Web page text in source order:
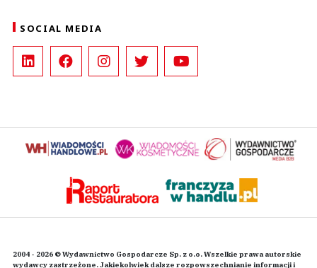
SOCIAL MEDIA
2004 - 2026 © Wydawnictwo Gospodarcze Sp. z o.o. Wszelkie prawa autorskie
wydawcy zastrzeżone. Jakiekolwiek dalsze rozpowszechnianie informacji i